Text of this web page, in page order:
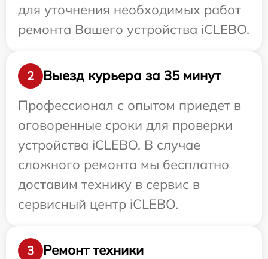
для уточнения необходимых работ
ремонта Вашего устройства iCLEBO.
2
Выезд курьера за 35 минут
Профессионал с опытом приедет в
оговоренные сроки для проверки
устройства iCLEBO. В случае
сложного ремонта мы бесплатно
доставим технику в сервис в
сервисный центр iCLEBO.
3 Ремонт техники